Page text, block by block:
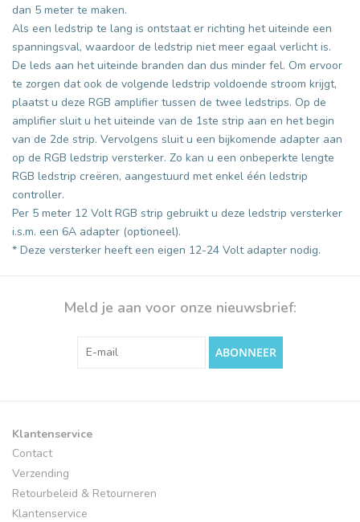
dan 5 meter te maken.
Als een ledstrip te lang is ontstaat er richting het uiteinde een
spanningsval, waardoor de ledstrip niet meer egaal verlicht is.
De leds aan het uiteinde branden dan dus minder fel. Om ervoor
te zorgen dat ook de volgende ledstrip voldoende stroom krijgt,
plaatst u deze RGB amplifier tussen de twee ledstrips. Op de
amplifier sluit u het uiteinde van de 1ste strip aan en het begin
van de 2de strip. Vervolgens sluit u een bijkomende adapter aan
op de RGB ledstrip versterker. Zo kan u een onbeperkte lengte
RGB ledstrip creëren, aangestuurd met enkel één ledstrip
controller.
Per 5 meter 12 Volt RGB strip gebruikt u deze ledstrip versterker
i.s.m. een 6A adapter (optioneel).
* Deze versterker heeft een eigen 12-24 Volt adapter nodig.
Meld je aan voor onze nieuwsbrief:
ABONNEER
Klantenservice
Contact
Verzending
Retourbeleid & Retourneren
Klantenservice